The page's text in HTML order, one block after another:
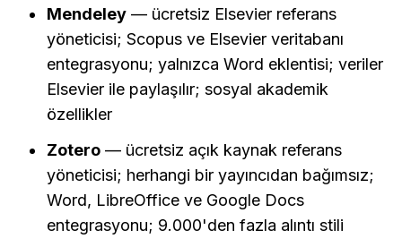
Mendeley — ücretsiz Elsevier referans
yöneticisi; Scopus ve Elsevier veritabanı
entegrasyonu; yalnızca Word eklentisi; veriler
Elsevier ile paylaşılır; sosyal akademik
özellikler
Zotero — ücretsiz açık kaynak referans
yöneticisi; herhangi bir yayıncıdan bağımsız;
Word, LibreOffice ve Google Docs
entegrasyonu; 9.000'den fazla alıntı stili